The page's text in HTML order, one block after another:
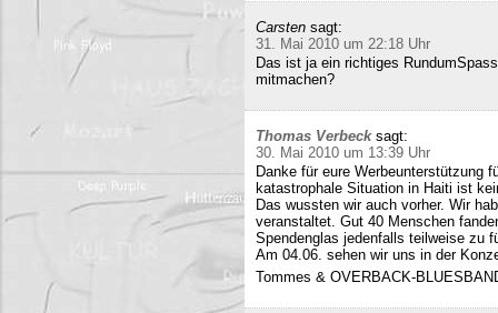
Carsten sagt:
31. Mai 2010 um 22:18 Uhr
Das ist ja ein richtiges
mitmachen?
Thomas Verbeck sagt:
30. Mai 2010 um 13:39 Uhr
Danke für eure Werbeunterstützung
katastrophale Situation in Haiti ist
Das wussten wir auch vorher. Wir
veranstaltet. Gut 40 Menschen
Spendenglas jedenfalls teilweise zu
Am 04.06. sehen wir uns in der
Tommes & OVERBACK-